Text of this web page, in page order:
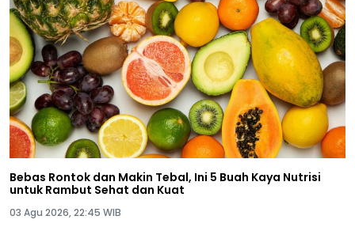
Bebas Rontok dan Makin Tebal, Ini 5 Buah Kaya Nutrisi
untuk Rambut Sehat dan Kuat
03 Agu 2026, 22:45 WIB